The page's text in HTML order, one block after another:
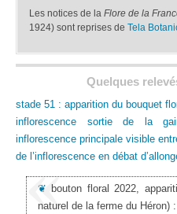
Les notices de laFlore de la
1924) sont reprises deTela
Quelques
stade 51 : apparition du bouquet
inflorescence sortie de la
inflorescence principale visible
de l’inflorescence en débat
❦ bouton floral 2022,
naturel de la ferme du Héron):